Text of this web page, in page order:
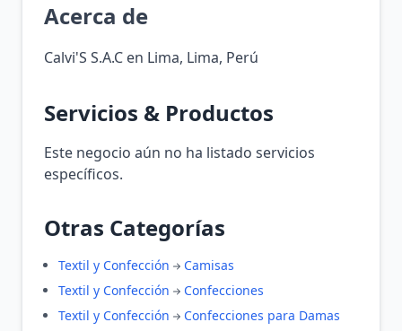
Acerca de
Calvi'S S.A.C en Lima, Lima, Perú
Servicios & Productos
Este negocio aún no ha listado servicios
específicos.
Otras Categorías
Textil y Confección
Camisas
Textil y Confección
Confecciones
Textil y Confección
Confecciones para Damas